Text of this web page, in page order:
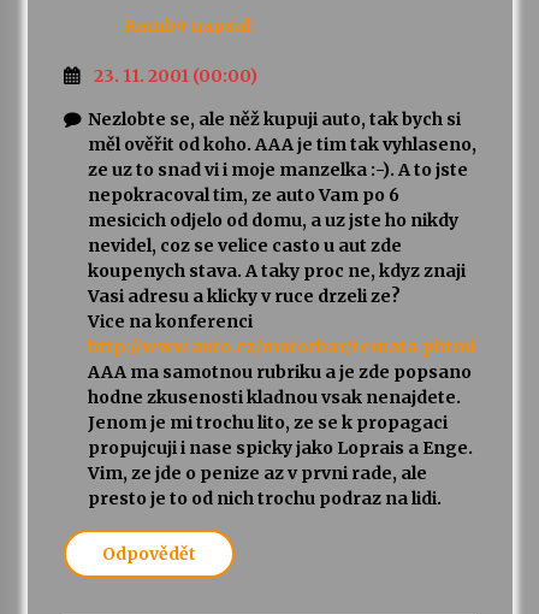
Rambo napsal:
23. 11. 2001 (00:00)
Nezlobte se, ale něž kupuji auto, tak bych si
měl ověřit od koho. AAA je tim tak vyhlaseno,
ze uz to snad vi i moje manzelka :-). A to jste
nepokracoval tim, ze auto Vam po 6
mesicich odjelo od domu, a uz jste ho nikdy
nevidel, coz se velice casto u aut zde
koupenych stava. A taky proc ne, kdyz znaji
Vasi adresu a klicky v ruce drzeli ze?
Vice na konferenci
http://www.auto.cz/motorbar/temata.phtml
AAA ma samotnou rubriku a je zde popsano
hodne zkusenosti kladnou vsak nenajdete.
Jenom je mi trochu lito, ze se k propagaci
propujcuji i nase spicky jako Loprais a Enge.
Vim, ze jde o penize az v prvni rade, ale
presto je to od nich trochu podraz na lidi.
Odpovědět